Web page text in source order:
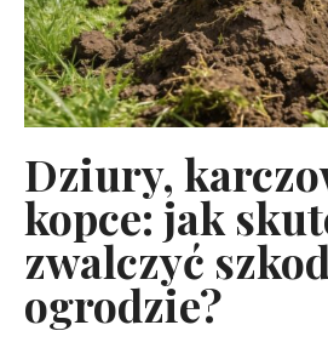
Dziury,
kopce: jak
zwalczyć
ogrodzie?